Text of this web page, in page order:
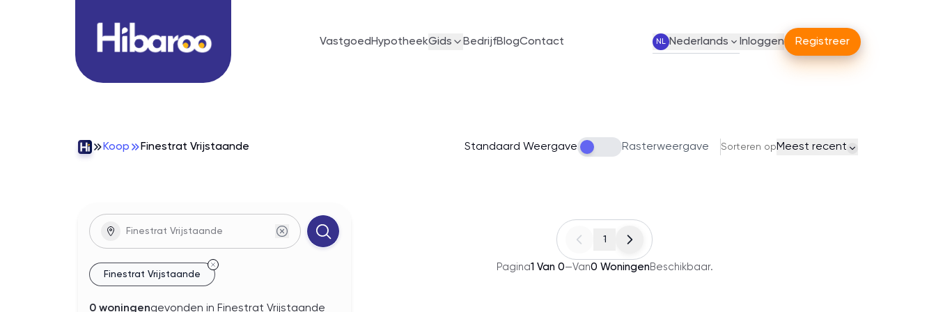
Vastgoed HypotheekGids BedrijfBlogContact NL Nederlands Inloggen Registreer
Koop Finestrat Vrijstaande Standaard Weergave Rasterweergave Sorteren op Meest recent
Finestrat Vrijstaande
0 woningengevonden in Finestrat Vrijstaande
1
Pagina1 Van 0—Van0 Woningen Beschikbaar.